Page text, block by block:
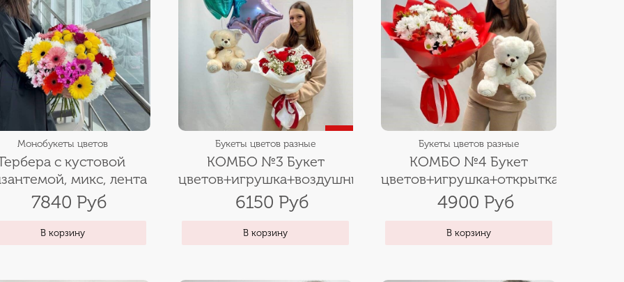
Монобукеты цветов
Гербера с кустовой
микс, лента
7840 Руб
В корзину
Букеты цветов разные
КОМБО №3 Букет
цветов+игрушка+воздушные
шары+открытка
6150 Руб
В корзину
Букеты цветов разные
КОМБО №4 Букет
цветов+игрушка+открытка
4900 Руб
В корзину